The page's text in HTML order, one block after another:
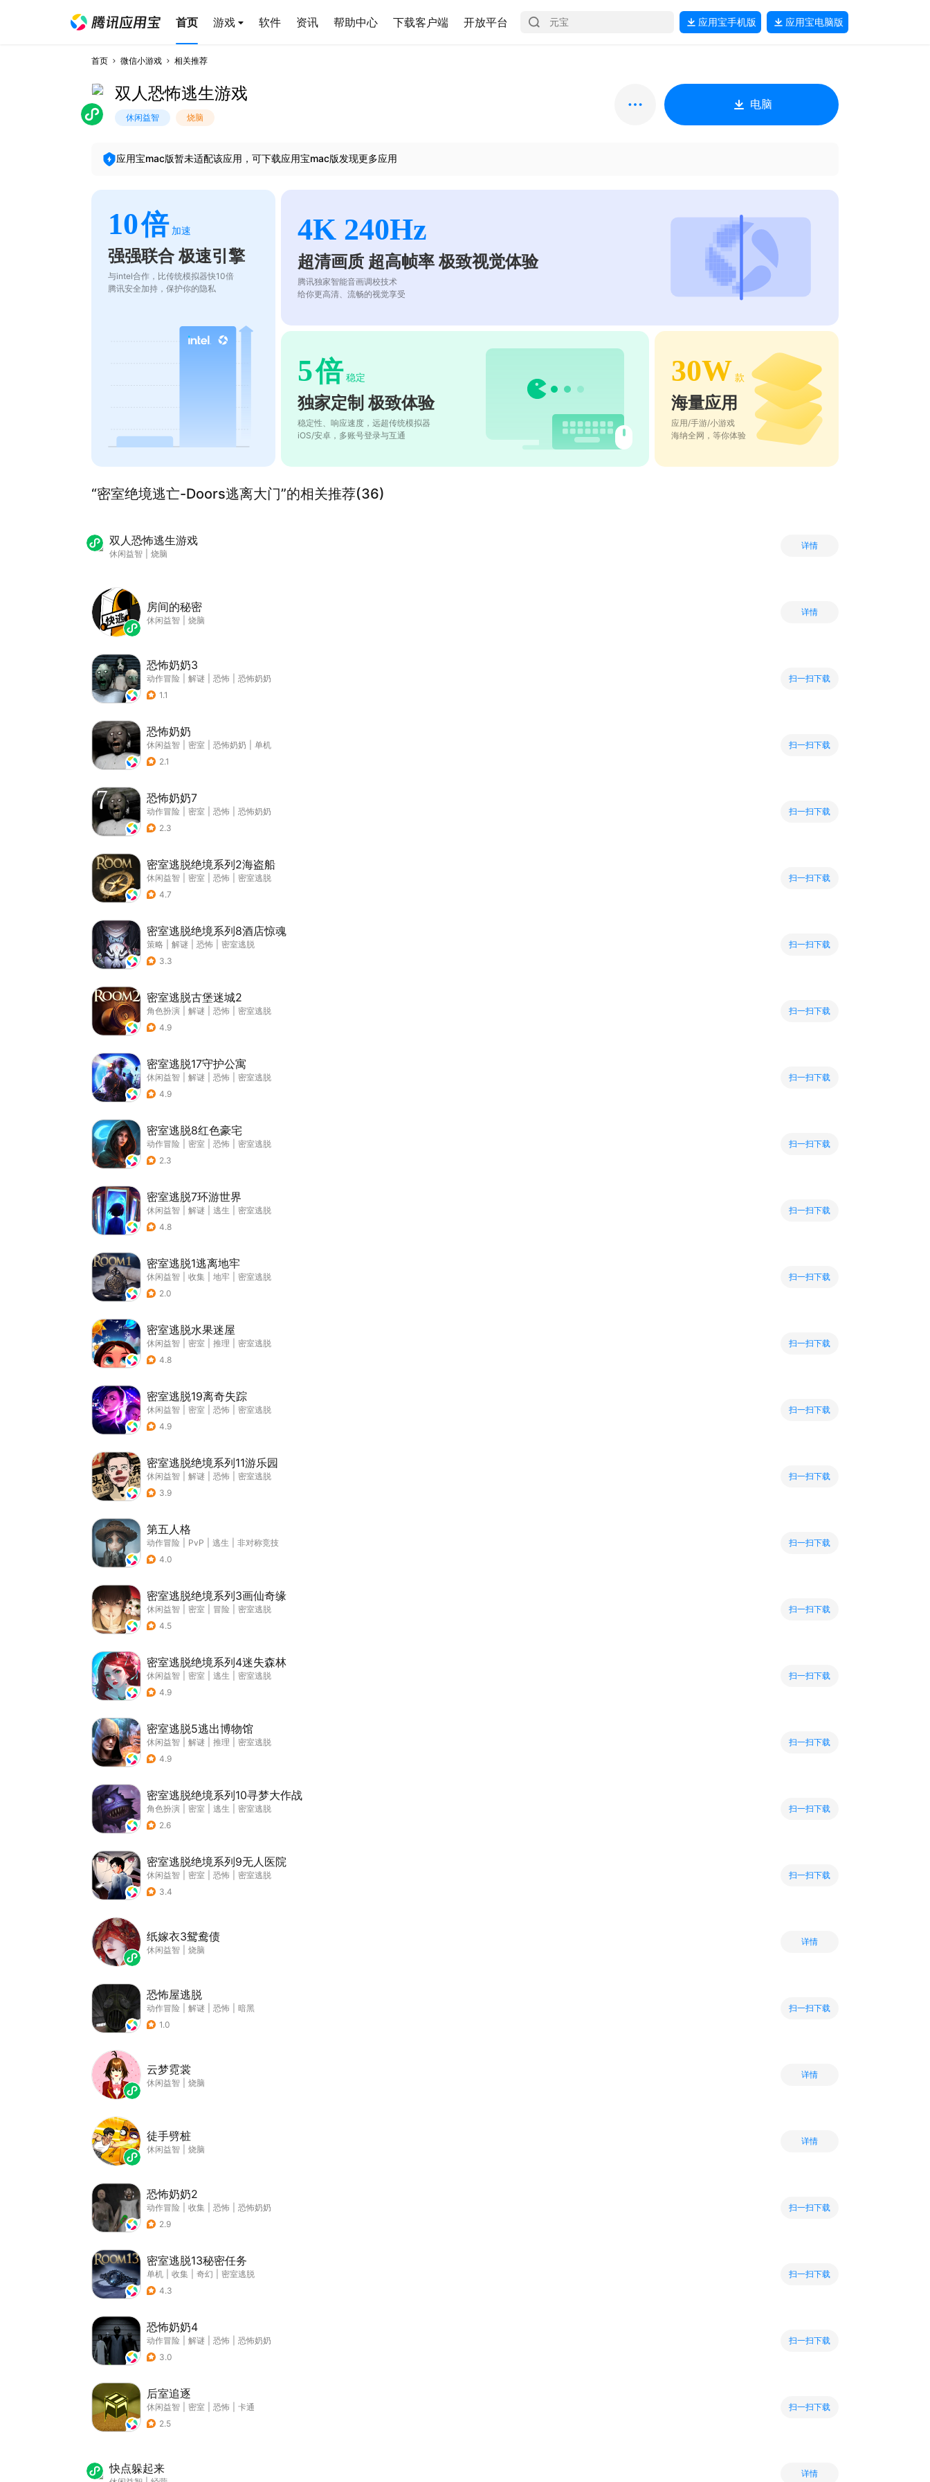
首页 游戏 软件 资讯 帮助中心 下载客户端 开放平台 应用宝手机版 应用宝电脑版
首页 微信小游戏 相关推荐
双人恐怖逃生游戏
休闲益智 烧脑
电脑
应用宝mac版暂未适配该应用，可下载应用宝mac版发现更多应用
10倍 加速
强强联合 极速引擎
与intel合作，比传统模拟器快10倍
腾讯安全加持，保护你的隐私
4K 240Hz
超清画质 超高帧率 极致视觉体验
腾讯独家智能音画调校技术
给你更高清、流畅的视觉享受
5倍 稳定
独家定制 极致体验
稳定性、响应速度，远超传统模拟器
iOS/安卓，多账号登录与互通
30W 款
海量应用
应用/手游/小游戏
海纳全网，等你体验
“密室绝境逃亡-Doors逃离大门”的相关推荐(36)
双人恐怖逃生游戏
休闲益智 烧脑
详情
房间的秘密
休闲益智 烧脑
详情
恐怖奶奶3
动作冒险 解谜 恐怖
恐怖奶奶
1.1
扫一扫下载
恐怖奶奶
休闲益智 密室 恐怖奶奶
单机
2.1
扫一扫下载
恐怖奶奶7
动作冒险 密室 恐怖
恐怖奶奶
2.3
扫一扫下载
密室逃脱绝境系列2海盗船
休闲益智 密室 恐怖
密室逃脱
4.7
扫一扫下载
密室逃脱绝境系列8酒店惊魂
策略 解谜 恐怖
密室逃脱
3.3
扫一扫下载
密室逃脱古堡迷城2
角色扮演 解谜 恐怖
密室逃脱
4.9
扫一扫下载
密室逃脱17守护公寓
休闲益智 解谜 恐怖
密室逃脱
4.9
扫一扫下载
密室逃脱8红色豪宅
动作冒险 密室 恐怖
密室逃脱
2.3
扫一扫下载
密室逃脱7环游世界
休闲益智 解谜 逃生
密室逃脱
4.8
扫一扫下载
密室逃脱1逃离地牢
休闲益智 收集 地牢
密室逃脱
2.0
扫一扫下载
密室逃脱水果迷屋
休闲益智 密室 推理
密室逃脱
4.8
扫一扫下载
密室逃脱19离奇失踪
休闲益智 密室 恐怖
密室逃脱
4.9
扫一扫下载
密室逃脱绝境系列11游乐园
休闲益智 解谜 恐怖
密室逃脱
3.9
扫一扫下载
第五人格
动作冒险 PvP 逃生
非对称竞技
4.0
扫一扫下载
密室逃脱绝境系列3画仙奇缘
休闲益智 密室 冒险
密室逃脱
4.5
扫一扫下载
密室逃脱绝境系列4迷失森林
休闲益智 密室 逃生
密室逃脱
4.9
扫一扫下载
密室逃脱5逃出博物馆
休闲益智 解谜 推理
密室逃脱
4.9
扫一扫下载
密室逃脱绝境系列10寻梦大作战
角色扮演 密室 逃生
密室逃脱
2.6
扫一扫下载
密室逃脱绝境系列9无人医院
休闲益智 密室 恐怖
密室逃脱
3.4
扫一扫下载
纸嫁衣3鸳鸯债
休闲益智 烧脑
详情
恐怖屋逃脱
动作冒险 解谜 恐怖
暗黑
1.0
扫一扫下载
云梦霓裳
休闲益智 烧脑
详情
徒手劈桩
休闲益智 烧脑
详情
恐怖奶奶2
动作冒险 收集 恐怖
恐怖奶奶
2.9
扫一扫下载
密室逃脱13秘密任务
单机 收集 奇幻
密室逃脱
4.3
扫一扫下载
恐怖奶奶4
动作冒险 解谜 恐怖
恐怖奶奶
3.0
扫一扫下载
后室追逐
休闲益智 密室 恐怖
卡通
2.5
扫一扫下载
快点躲起来 详情